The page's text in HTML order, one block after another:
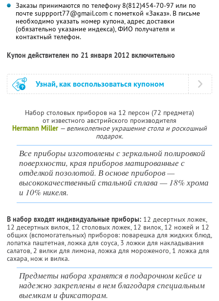
Заказы принимаются по телефону 8(812)454-70-97 или по
почте suppport77@gmail.com с пометкой «Заказ». В письме
необходимо указать номер купона, адрес доставки
(обязательно указание индекса), ФИО получателя и
контактный телефон.
Купон действителен по 21 января 2012 включительно
Узнай, как воспользоваться купоном
Набор столовых приборов на 12 персон (72 предмета)
от известного австрийского производителя
Hermann Miller — великолепное украшение стола и роскошный
подарок.
Все приборы изготовлены с зеркальной полировкой
поверхности, края приборов матированные с
отделкой позолотой. В основе приборов —
высококачественный стальной сплава — 18% хрома
и 10% никеля.
В набор входят индивидуальные приборы: 12 десертных ложек,
12 десертных вилок, 12 столовых ложек, 12 вилок, 12 ножей и 12
общих (вспомогательных) приборов: поварешка для жидких блюд,
лопатка паштетная, ложка для соуса, 3 ложки для накладывания
салатов, 2 вилки для лимона, ложка для мороженого, 1 ложка для
сахара, нож и вилка.
Предметы набора хранятся в подарочном кейсе и
надежно закреплены в нем благодаря специальным
выемкам и фиксаторам.